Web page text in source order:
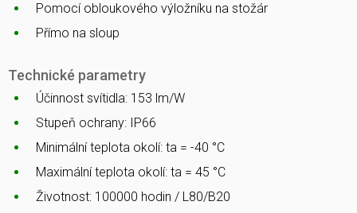
Pomocí obloukového výložníku na stožár
Přímo na sloup
Technické parametry
Účinnost svítidla: 153 lm/W
Stupeň ochrany: IP66
Minimální teplota okolí: ta = -40 °C
Maximální teplota okolí: ta = 45 °C
Životnost: 100000 hodin / L80/B20